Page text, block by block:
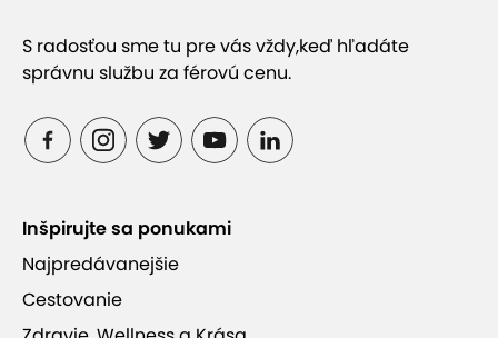
S radosťou sme tu pre vás vždy,keď hľadáte
správnu službu za férovú cenu.
Inšpirujte sa ponukami
Najpredávanejšie
Cestovanie